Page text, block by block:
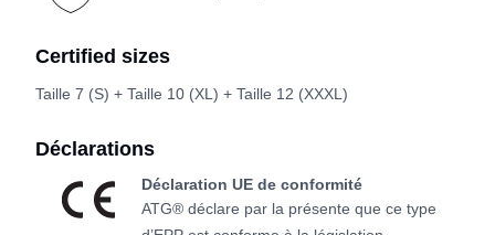
Certified sizes
Taille 7 (S) + Taille 10 (XL) + Taille 12 (XXXL)
Déclarations
Déclaration UE de conformité
ATG® déclare par la présente que ce type